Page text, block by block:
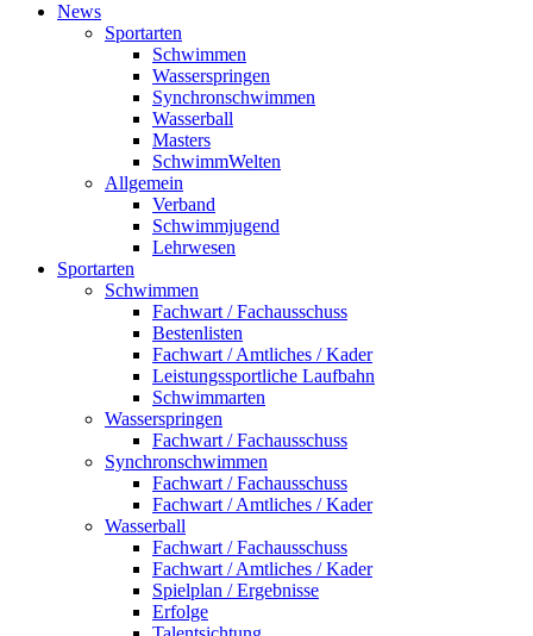
News
Sportarten
Schwimmen
Wasserspringen
Synchronschwimmen
Wasserball
Masters
SchwimmWelten
Allgemein
Verband
Schwimmjugend
Lehrwesen
Sportarten
Schwimmen
Fachwart / Fachausschuss
Bestenlisten
Fachwart / Amtliches / Kader
Leistungssportliche Laufbahn
Schwimmarten
Wasserspringen
Fachwart / Fachausschuss
Synchronschwimmen
Fachwart / Fachausschuss
Fachwart / Amtliches / Kader
Wasserball
Fachwart / Fachausschuss
Fachwart / Amtliches / Kader
Spielplan / Ergebnisse
Erfolge